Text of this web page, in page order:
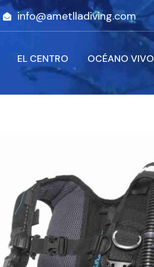
info@ametlladiving.com
EL CENTRO OCÉANO VIVO